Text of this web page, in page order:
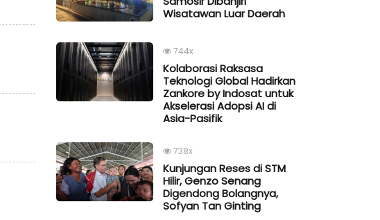
Wisatawan Luar Daerah
744x
Kolaborasi Raksasa
Teknologi Global Hadirkan
Zankore by Indosat untuk
Akselerasi Adopsi AI di
Asia-Pasifik
738x
Kunjungan Reses di STM
Hilir, Genzo Senang
Digendong Bolangnya,
Sofyan Tan Ginting